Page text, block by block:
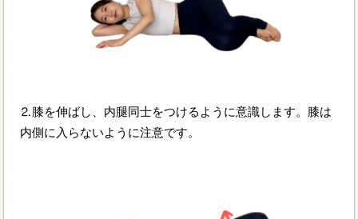
⒉膝を伸ばし、内腿同士をつけるように意識します。膝は
内側に入らないように注意です。